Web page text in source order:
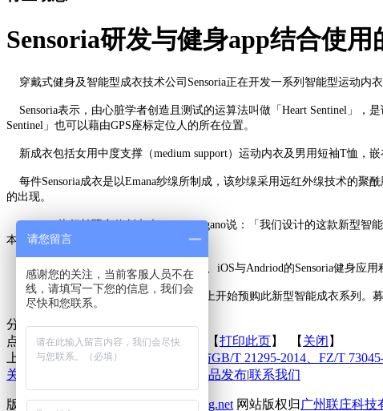
Sensoria研发与健身app结合使
穿戴式健身及智能型成衣技术公司Sensoria正在开发一系列智能型运动
Sensoria表示，由心脏学者创造且测试的运算法叫做「Heart Sentinel」，
Sentinel」也可以藉由GPS座标定位人的所在位置。
新成衣包括女用中度支撑（medium support）运动内衣及男用短袖T恤
每件Sensoria成衣是以Emana纱缐所制成，该纱缐采用远红外缐技术的聚
的出现。
Sensoria执行长暨合伙创办人Davide Vigano说：「我们设计的这款新型
本的胸带」。
该款成衣能与Sensoria的蓝芽HRM组件、iOS与Andriod的Sensoria健身应
今（2016）年6月开始的群众募资活动上开始预购此新型智能成衣系列。
分享到：
点击次数：更新时间：2016-07-28 【打印此页 】 【 关闭 】
上一条：冲锋衣标准的透湿性要求与GB/T 21295-2014、FZ/T
关于联庄
新品发布联系我们
版权所有 2013©http://www.lianzhuang.net网站版权归 广州联庄科技
请您留言
感谢您的关注，当前客服人员不在
线，请填写一下您的信息，我们会
尽快和您联系。